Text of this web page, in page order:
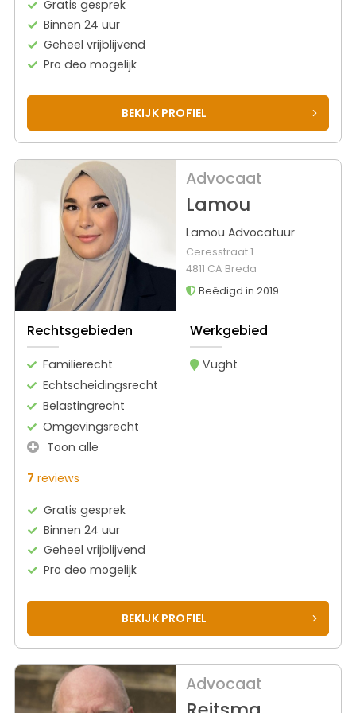
Gratis gesprek
Binnen 24 uur
Geheel vrijblijvend
Pro deo mogelijk
BEKIJK PROFIEL
Advocaat
Lamou
Lamou Advocatuur
Ceresstraat 1
4811 CA Breda
Beëdigd in 2019
Rechtsgebieden
Familierecht
Echtscheidingsrecht
Belastingrecht
Omgevingsrecht
Toon alle
Werkgebied
Vught
7 reviews
Gratis gesprek
Binnen 24 uur
Geheel vrijblijvend
Pro deo mogelijk
BEKIJK PROFIEL
Advocaat